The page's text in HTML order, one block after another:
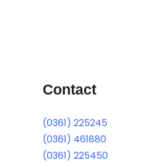
Contact
(0361) 225245
(0361) 461880
(0361) 225450